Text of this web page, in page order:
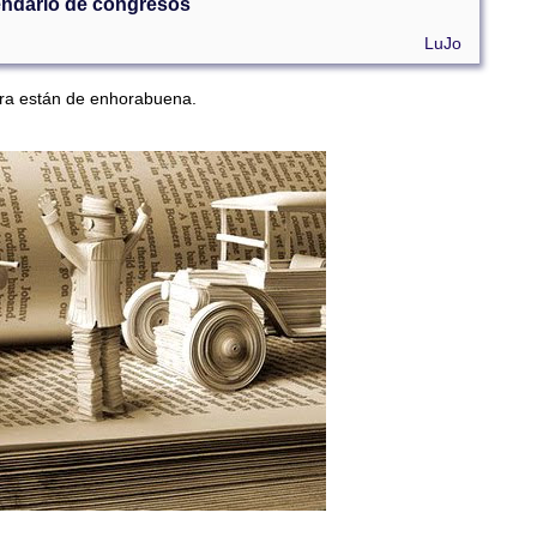
de congresos
LuJo
están de enhorabuena.